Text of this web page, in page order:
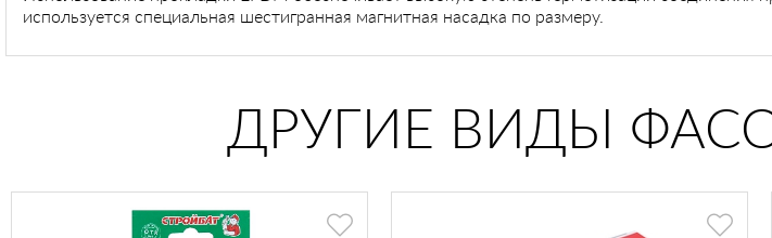
используется специальная шестигранная магнитная насадка по размеру.
ДРУГИЕ ВИДЫ